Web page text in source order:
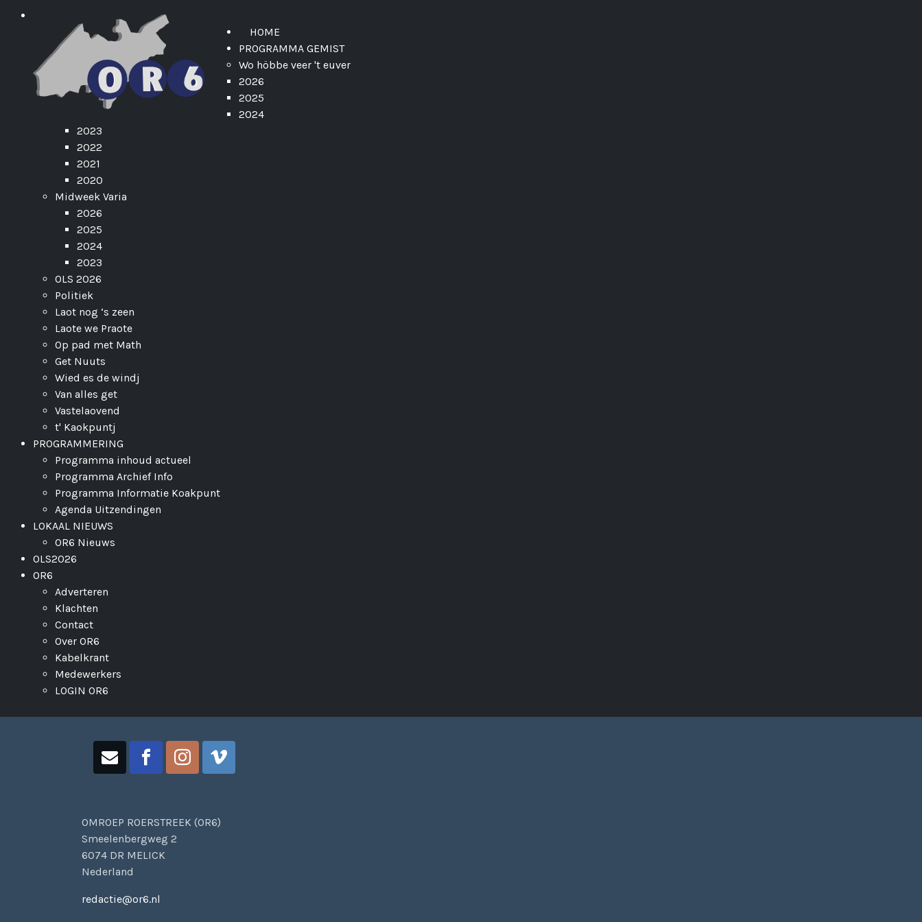
HOME
PROGRAMMA GEMIST
Wo höbbe veer 't euver
2026
2025
2024
2023
2022
2021
2020
Midweek Varia
2026
2025
2024
2023
OLS 2026
Politiek
Laot nog ‘s zeen
Laote we Praote
Op pad met Math
Get Nuuts
Wied es de windj
Van alles get
Vastelaovend
t' Kaokpuntj
PROGRAMMERING
Programma inhoud actueel
Programma Archief Info
Programma Informatie Koakpunt
Agenda Uitzendingen
LOKAAL NIEUWS
OR6 Nieuws
OLS2026
OR6
Adverteren
Klachten
Contact
Over OR6
Kabelkrant
Medewerkers
LOGIN OR6
OMROEP ROERSTREEK (OR6)
Smeelenbergweg 2
6074 DR MELICK
Nederland
redactie@or6.nl